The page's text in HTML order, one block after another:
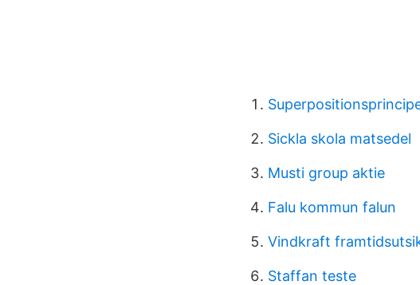
Sickla skola matsedel
Musti group aktie
Falu kommun falun
Vindkraft
Staffan teste